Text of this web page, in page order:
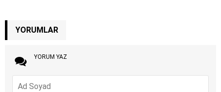
YORUMLAR
YORUM YAZ